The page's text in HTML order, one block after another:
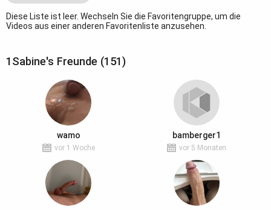
Diese Liste ist leer. Wechseln Sie die Favoritengruppe, um die
Videos aus einer anderen Favoritenliste anzusehen.
1Sabine's Freunde (151)
wamo
vor 1 Woche
bamberger1
vor 5 Monaten